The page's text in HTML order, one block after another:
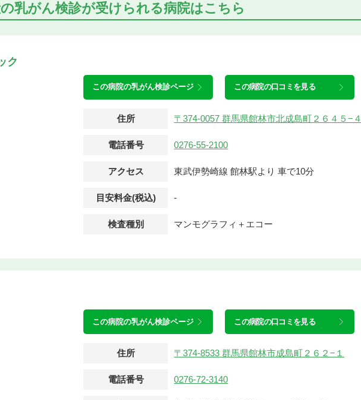
乳がん検診が受けられる病院はこちら
ク
この病院の乳がん検診ページ この病院の口コミを見る
住所 〒374-0057 群馬県館林市北成島町２６４５−４
電話番号 0276-55-2100
アクセス 東武伊勢崎線 館林駅より 車で10分
目安料金(税込) -
検査種別 マンモグラフィ＋エコー
この病院の乳がん検診ページ この病院の口コミを見る
住所 〒374-8533 群馬県館林市成島町２６２−１
電話番号 0276-72-3140